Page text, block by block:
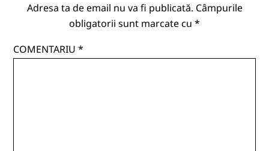
Adresa ta de email nu va fi publicată. Câmpurile
obligatorii sunt marcate cu *
COMENTARIU*